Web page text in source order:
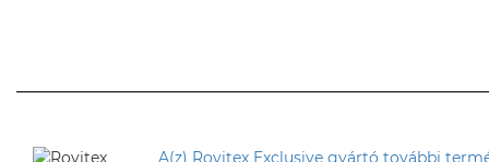
A(z) Rovitex Exclusive gyártó további